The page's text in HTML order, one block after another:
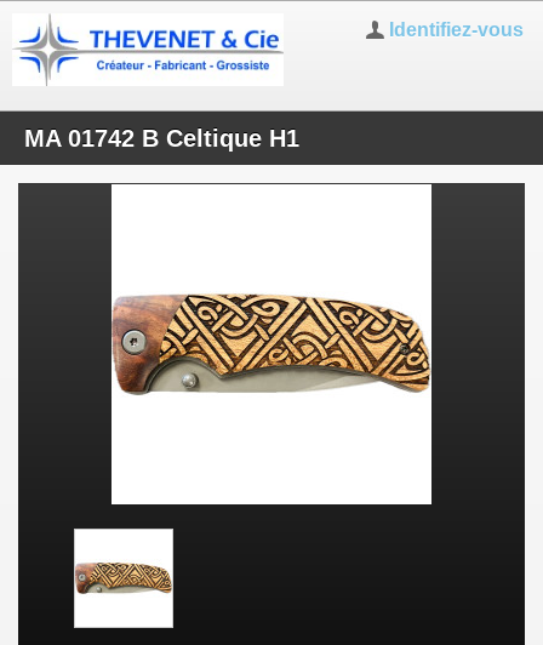
Identifiez-vous
MA 01742 B Celtique H1